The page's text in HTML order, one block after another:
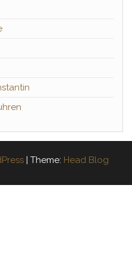
Theme: Head Blog